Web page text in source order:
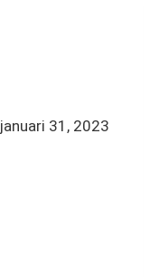
januari 31, 2023